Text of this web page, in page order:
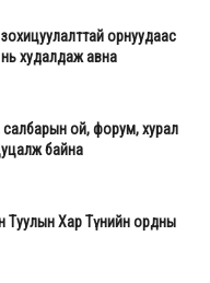
орнуудаас
худалдаж авна
салбарын ой, форум, хурал
байна
Туулын Хар Түнийн ордны